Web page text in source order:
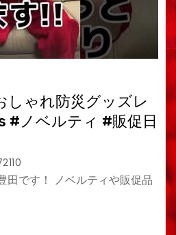
しゃれ防災グッズレ
ノベルティ #販促日
田です！ ノベルティや販促品